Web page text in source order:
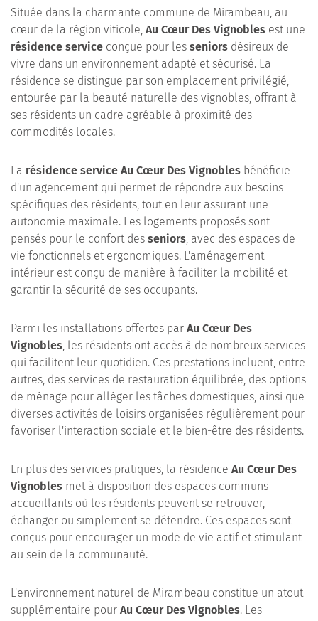
Située dans la charmante commune de Mirambeau, au
cœur de la région viticole, Au Cœur Des Vignobles est une
résidence service conçue pour les seniors désireux de
vivre dans un environnement adapté et sécurisé. La
résidence se distingue par son emplacement privilégié,
entourée par la beauté naturelle des vignobles, offrant à
ses résidents un cadre agréable à proximité des
commodités locales.
La résidence service Au Cœur Des Vignobles bénéficie
d'un agencement qui permet de répondre aux besoins
spécifiques des résidents, tout en leur assurant une
autonomie maximale. Les logements proposés sont
pensés pour le confort des seniors, avec des espaces de
vie fonctionnels et ergonomiques. L'aménagement
intérieur est conçu de manière à faciliter la mobilité et
garantir la sécurité de ses occupants.
Parmi les installations offertes par Au Cœur Des
Vignobles, les résidents ont accès à de nombreux services
qui facilitent leur quotidien. Ces prestations incluent, entre
autres, des services de restauration équilibrée, des options
de ménage pour alléger les tâches domestiques, ainsi que
diverses activités de loisirs organisées régulièrement pour
favoriser l'interaction sociale et le bien-être des résidents.
En plus des services pratiques, la résidence Au Cœur Des
Vignobles met à disposition des espaces communs
accueillants où les résidents peuvent se retrouver,
échanger ou simplement se détendre. Ces espaces sont
conçus pour encourager un mode de vie actif et stimulant
au sein de la communauté.
L'environnement naturel de Mirambeau constitue un atout
supplémentaire pour Au Cœur Des Vignobles. Les